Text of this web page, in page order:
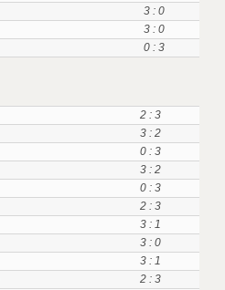
3 : 0
3 : 0
0 : 3
2 : 3
3 : 2
0 : 3
3 : 2
0 : 3
2 : 3
3 : 1
3 : 0
3 : 1
2 : 3